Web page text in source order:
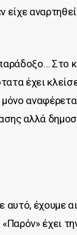
είχε
Στο
έχει
αλλά
αυτό, έχουμε
«Παρόν» έχει